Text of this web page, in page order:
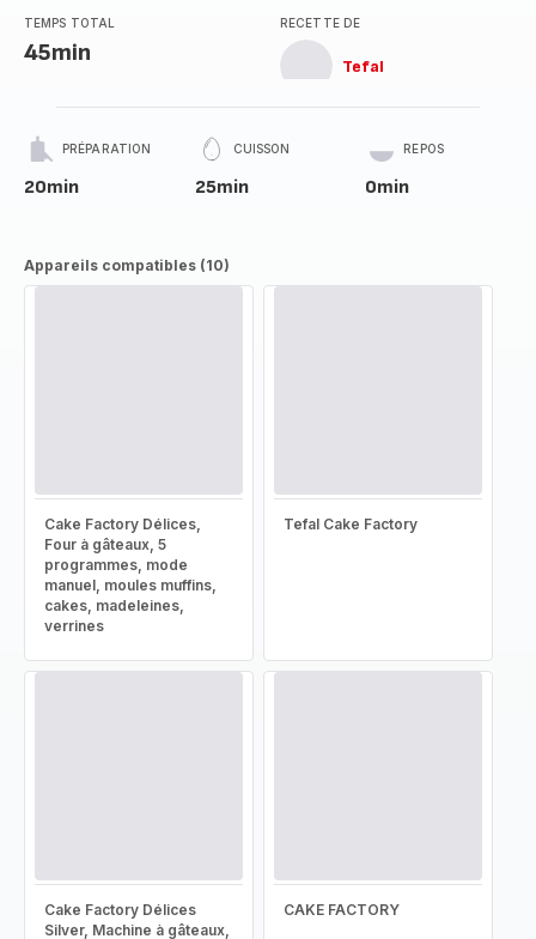
TEMPS TOTAL
45min
RECETTE DE
Tefal
PRÉPARATION
20min
CUISSON
25min
REPOS
0min
Appareils compatibles (10)
Cake Factory Délices,
Four à gâteaux, 5
programmes, mode
manuel, moules muffins,
cakes, madeleines,
verrines
Tefal Cake Factory
Cake Factory Délices
Silver, Machine à gâteaux,
CAKE FACTORY